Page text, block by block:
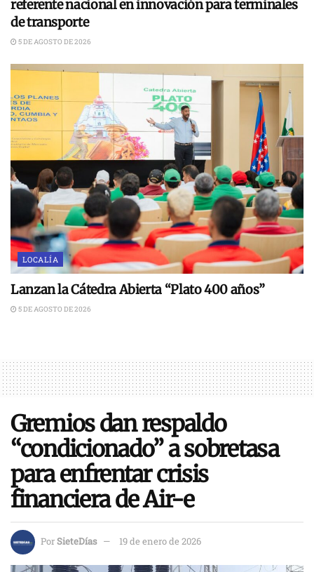
referente nacional en innovación para terminales
de transporte
5 DE AGOSTO DE 2026
LOCALÍA
Lanzan la Cátedra Abierta “Plato 400 años”
5 DE AGOSTO DE 2026
Gremios dan respaldo
“condicionado” a sobretasa
para enfrentar crisis
financiera de Air-e
PorSieteDías 19 de enero de 2026